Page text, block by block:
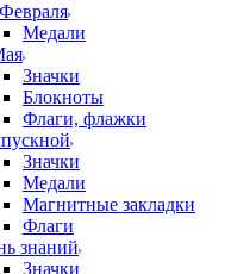
Медали
Значки
Блокноты
Флаги, флажки
Значки
Медали
Магнитные закладки
Флаги
знаний
Значки